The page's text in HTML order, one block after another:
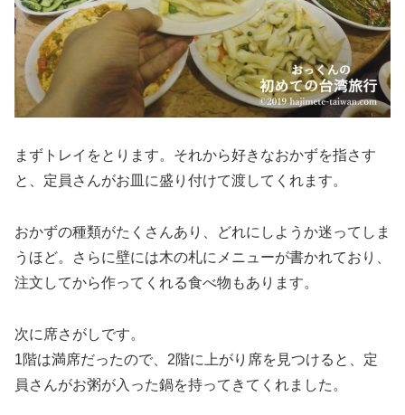
まずトレイをとります。それから好きなおかずを指さす
と、定員さんがお皿に盛り付けて渡してくれます。
おかずの種類がたくさんあり、どれにしようか迷ってしま
うほど。さらに壁には木の札にメニューが書かれており、
注文してから作ってくれる食べ物もあります。
次に席さがしです。
1階は満席だったので、2階に上がり席を見つけると、定
員さんがお粥が入った鍋を持ってきてくれました。